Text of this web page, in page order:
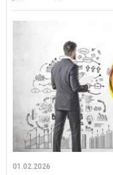
01.02.2026